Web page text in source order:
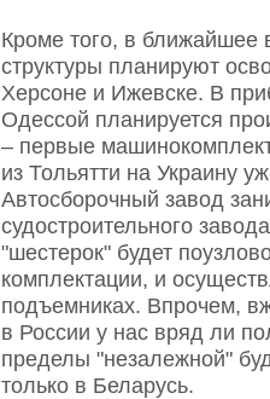
Кроме того, в
структуры планируют
Херсоне и Ижевске. В
Одессой планируется
– первые
из Тольятти на Украину
Автосборочный завод
судостроительного
"шестерок" будет
комплектации, и
подъемниках. Впрочем,
в России у нас вряд ли
пределы "незалежной"
только в Беларусь.